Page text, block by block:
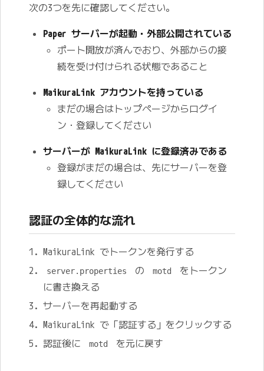
次の3つを先に確認してください。
Paper サーバーが起動・外部公開されている
ポート開放が済んでおり、外部からの接
続を受け付けられる状態であること
MaikuraLink アカウントを持っている
まだの場合はトップページからログイ
ン・登録してください
サーバーが MaikuraLink に登録済みである
登録がまだの場合は、先にサーバーを登
録してください
認証の全体的な流れ
MaikuraLink でトークンを発行する
server.properties の motd
をトークン
に書き換える
サーバーを再起動する
MaikuraLink で「認証する」をクリックする
認証後に
motd を元に戻す